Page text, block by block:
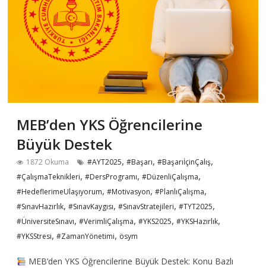
MEB’den YKS Öğrencilerine
Büyük Destek
1872 Okuma #AYT2025,#Başarı,#BaşarıİçinÇalış,
#ÇalışmaTeknikleri,#DersProgramı,#DüzenliÇalışma,
#HedeflerimeUlaşıyorum,#Motivasyon,#PlanlıÇalışma,
#SınavHazırlık,#SınavKaygısı,#SınavStratejileri,#TYT2025,
#ÜniversiteSınavı,#VerimliÇalışma,#YKS2025,#YKSHazırlık,
#YKSStresi,#ZamanYönetimi, ösym
MEB’den YKS Öğrencilerine Büyük Destek: Konu Bazlı